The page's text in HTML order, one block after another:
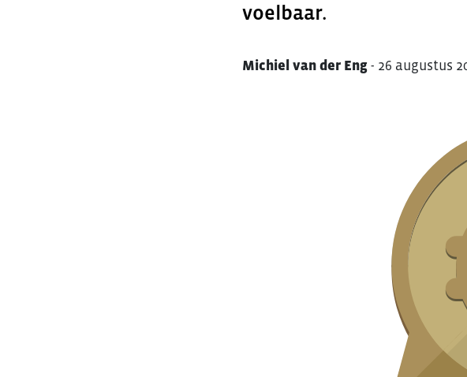
voelbaar.
Michiel van der Eng - 26 augustus